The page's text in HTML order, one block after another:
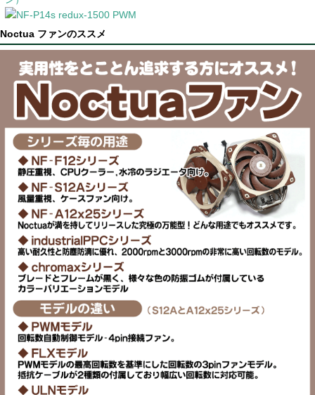
Noctua ファンのススメ